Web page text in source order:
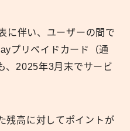
に伴い、ユーザーの間で
プリペイドカード（通
、2025年3月末でサービ
残高に対してポイントが